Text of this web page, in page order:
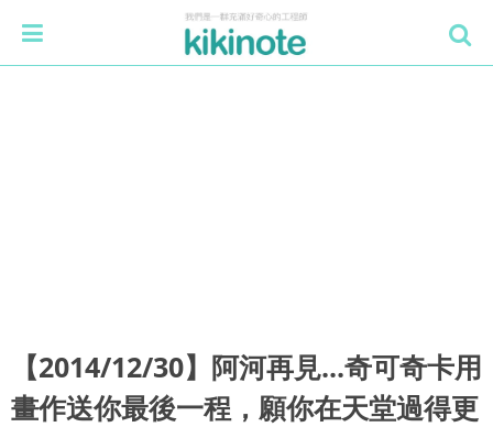
【2014/12/30】阿河再見...奇可奇卡用
畫作送你最後一程，願你在天堂過得更